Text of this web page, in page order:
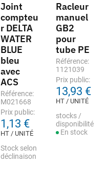
Joint
compteu
r DELTA
WATER
BLUE
bleu
avec
ACS
Référence:
M021668
Prix public:
1,13 €
HT / UNITÉ
Stock selon
déclinaison
Racleur
manuel
GB2
pour
tube PE
Référence:
1121039
Prix public:
13,93 €
HT / UNITÉ
stocks /
disponibilité
En stock